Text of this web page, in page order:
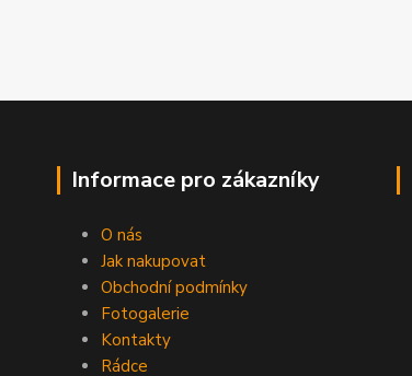
Informace pro zákazníky
O nás
Jak nakupovat
Obchodní podmínky
Fotogalerie
Kontakty
Rádce